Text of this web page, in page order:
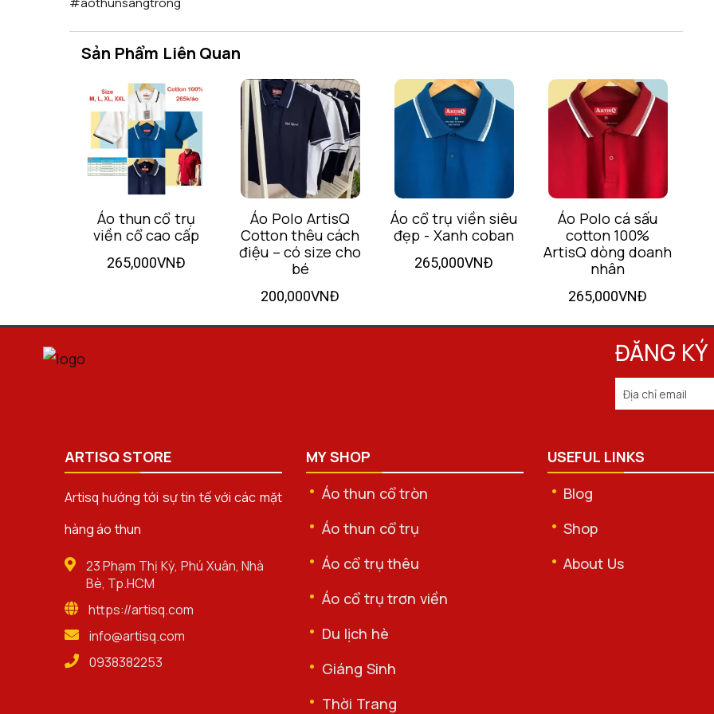
Sản Phẩm Liên Quan
Áo thun cổ trụ
viền cổ cao cấp
265,000VNĐ
Áo Polo ArtisQ
Cotton thêu cách
điệu – có size cho
bé
200,000VNĐ
Áo cổ trụ viền siêu
đẹp - Xanh coban
265,000VNĐ
Áo Polo cá sấu
cotton 100%
ArtisQ dòng doanh
nhân
265,000VNĐ
ĐĂNG KÝ
ARTISQ STORE
Artisq hướng tới sự tin tế với các mặt
hàng áo thun
23 Phạm Thị Kỳ, Phú Xuân, Nhà
Bè, Tp.HCM
https://artisq.com
info@artisq.com
0938382253
MY SHOP
Áo thun cổ tròn
Áo thun cổ trụ
Áo cổ trụ thêu
Áo cổ trụ trơn viền
Du lịch hè
Giáng Sinh
Thời Trang
USEFUL LINKS
Blog
Shop
About Us